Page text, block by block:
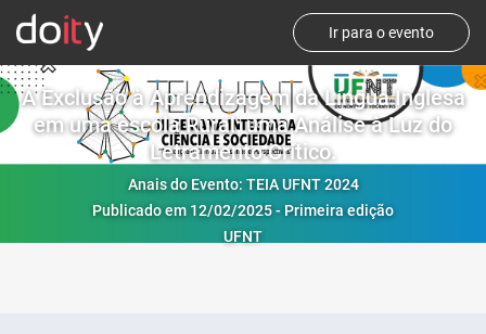
Ir para o evento
A Exclusão à Aprendizagem da Língua Inglesa
em uma escola Rural: uma Análise à Luz do
Letramento Crítico.
Anais do Evento: TEIA UFNT 2024
Publicado em 12/02/2025 - Primeira edição
UFNT